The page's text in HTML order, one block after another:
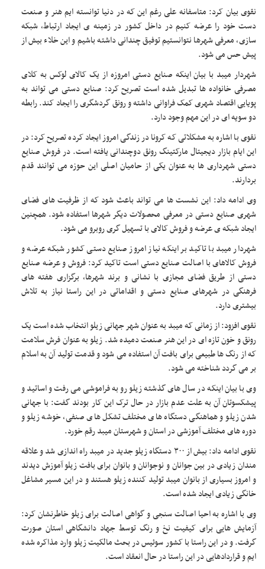
نقوی بیان کرد: متاسفانه علی رغم این که در دنیا توانسته ایم هنر و صنعت
دست خود را عرضه کنیم در داخل کشور در زمینه ی ایجاد ارتباط، شبکه
سازی، معرفی شهرها نتوانستیم توفیق چندانی داشته باشیم و این خلاء بیش از
پیش حس می شود.
شهردار میبد با بیان اینکه صنایع دستی امروزه از یک کالای لوکس به کلای
مصرفی خانواده ها تبدیل شده است تصریح کرد: صنایع دستی می تواند به
پویایی اقتصاد شهری کمک فراوانی داشته و رونق گردشگری را ایجاد کند. رابطه
دو سویه ای در این مهم وجود دارد.
نقوی با اشاره به مشکلاتی که کرونا در زندگی امروز ایجاد کرده تصریح کرد: در
این ایام بازار دیجیتال مارکتینگ رونق دوچندانی یافته است. در فروش صنایع
دستی شهرداری ها به عنوان یکی از حامیان اصلی این حوزه می توانند قدم
بردارند.
وی ادامه داد: این نشست ها می تواند باعث شود که از ظرفیت های فضای
شهری صنایع دستی در معرفی محصولات دیگر شهرها استفاده شود. همچنین
ایجاد شبکه ی عرضه و فروش کالای با تسهیل گری روبرو می شود.
شهردار میبد با تاکید بر اینکه نیاز امروز صنایع دستی کشور شبکه عرضه و
فروش کالاهای با اصالت صنایع دستی است تاکید کرد: فروش و عرضه صنایع
دستی از طریق فضای مجازی با نشانی و برند شهرها، برگزاری هفته های
فرهنگی در شهرهای صنایع دستی و اقداماتی در این راستا نیاز به تلاش
بیشتری دارد.
نقوی افزود: از زمانی که میبد به عنوان شهر جهانی زیلو انتخاب شده است یک
رونق و خون تازه ای در این هنر صنعت دمیده شد. زیلو به عنوان فرش سلامت
که از رنگ ها طبیعی برای بافت آن استفاده می شود و قدمت تولید آن به اسلام
بر می گردد شناخته می شود.
وی با بیان اینکه در سال های گذشته زیلو رو به فراموشی می رفت و اساتید و
پیشکسوتان آن به علت عدم بازار در حال ترک این کار بودند گفت: با جهانی
شدن زیلو و هماهنگی دستگاه های مختلف تشکل های صنفی، خوشه زیلو و
دوره های مختلف آموزشی در استان و شهرستان میبد رقم خورد.
نقوی ادامه داد: بیش از ۳۰۰ دستگاه زیلو جدید در میبد راه اندازی شد و علاقه
مندان زیادی در بین جوانان و نوجوانان و بانوان برای بافت زیلو آموزش دیدند
و امروز بسیاری از بانوان میبد تولید کننده زیلو هستند و در این مسیر مشاغل
خانگی زیادی ایجاد شده است.
وی با اشاره به احیا اصالت سنجی و گواهی اصالت برای زیلو خاطرنشان کرد:
آزمایش هایی برای کیفیت نخ و رنگ توسط جهاد دانشگاهی استان صورت
گرفت. و در این راستا با کشور سوئیس در بحث مالکیت زیلو وارد مذاکره شده
ایم و قراردادهایی در این راستا در حال انعقاد است.